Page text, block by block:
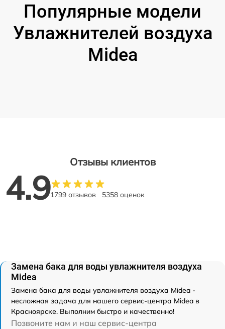
Популярные модели
Увлажнителей воздуха
Midea
Отзывы клиентов
4.91799 отзывов 5358 оценок
Замена бака для воды увлажнителя воздуха
Midea
Замена бака для воды увлажнителя воздуха Midea -
несложная задача для нашего сервис-центра Midea в
Красноярске. Выполним быстро и качественно!
Позвоните нам и наш сервис-центра